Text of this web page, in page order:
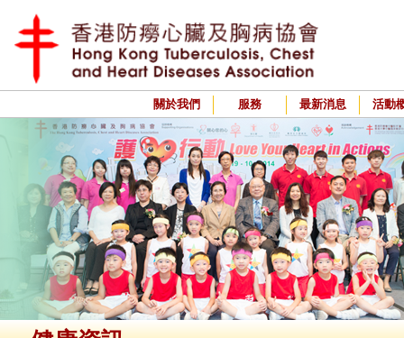
關於我們 服務 最新消息 活動